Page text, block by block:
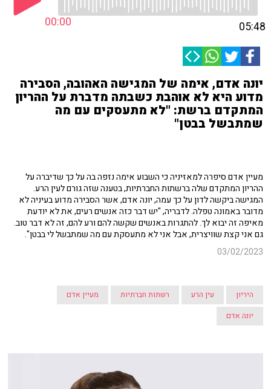
00:00 05:48
יונה אדם, אימה של המגישה האהובה, הסבירה
מדוע היא לא אוהבת כשבתה מדברת על ההריון
המתקדם ברשת: "לא מתעסקים עם מה
שמתבשל בבטן"
מעיין אדם סיפרה למאזיניה כי השבוע אימה נזפה בה על כך שדיברה על
ההריון המתקדם שלה ברשתות החברתיות, בטענה שזה גורם לעין הרע.
המגישה ביקשה לדון על כך עמה, יונה אדם, אשר הסבירה מדוע בעיניה לא
מדובר באמונה טפלה. לדבריה, "יש דבר כזה אנשים רעים, את לא יודעת
מאיפה זה יבוא לך. להתגרות באנשים שקשה להם ורע להם, זה לא דבר טוב.
גם אני קצת שוויצרית, אבל אני לא מתעסקת עם מה שמתבשל לי בבטן".
03/02/2023
היריון עין הרע רשתות חברתיות
מעיין אדם
יונה אדם